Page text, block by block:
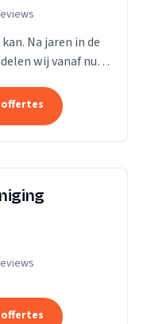
Na jaren in de
wij vanaf nu
focussen ons...